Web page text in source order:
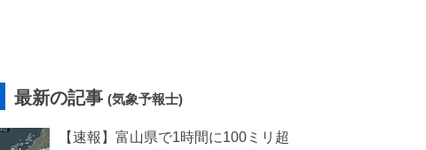
最新の記事 (気象予報士)
【速報】富山県で1時間に100ミリ超